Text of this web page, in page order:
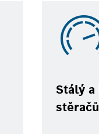
Stálý